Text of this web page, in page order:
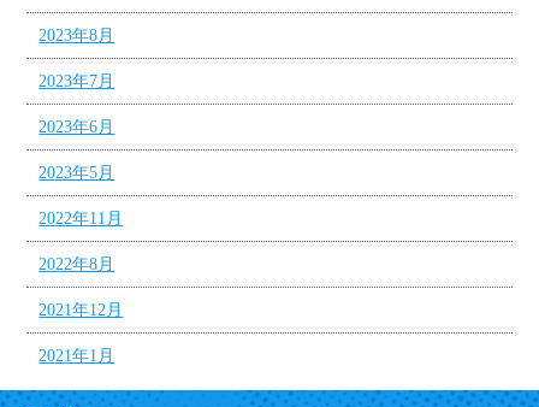
2023年8月
2023年7月
2023年6月
2023年5月
2022年11月
2022年8月
2021年12月
2021年1月